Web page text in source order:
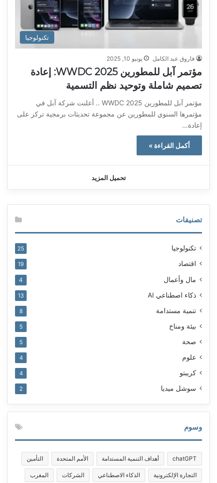
تكنولوجيا
فاروق عبد الكامل يونيو 10, 2025
مؤتمر آبل للمطورين WWDC 2025: إعادة
تصميم شاملة وتوحيد نظم التسمية
مؤتمر آبل للمطورين WWDC 2025 .. أعلنت شركة آبل في
مؤتمرها السنوي للمطورين عن مجموعة تحديثات برمجية تركز على
إعادة…
أكمل القراءة »
تحميل المزيد
تصنيفات
تكنولوجيا 25
اقتصاد 19
مال وأعمال 4
ذكاء اصطناعي AI 13
تنمية مستدامة 8
بيئة ومناخ 5
صحة 5
علوم 4
كريبتو 4
سوشل ميديا 2
وسوم
chatGPT أهداف التنمية المستدامة الأمم المتحدة التأمين
التجارة الإلكترونية الذكاء الاصطناعي الشركات المغرب